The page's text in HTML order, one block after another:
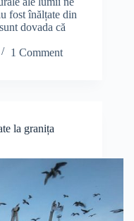
fost înălțate din
dovada că
1 Comment
la granița